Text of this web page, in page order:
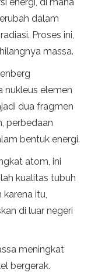
dalam
Proses ini,
massa.
nukleus elemen
dua fragmen
perbedaan
bentuk energi.
atom, ini
kualitas tubuh
itu,
di luar negeri
meningkat
bergerak.